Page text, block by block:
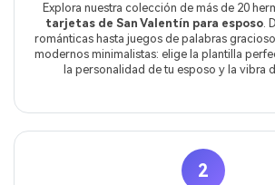
Explora nuestra colección de más de 20
tarjetas de San Valentín para esposo.
románticas hasta juegos de palabras
modernos minimalistas: elige la plantilla
la personalidad de tu esposo y la vibra
2